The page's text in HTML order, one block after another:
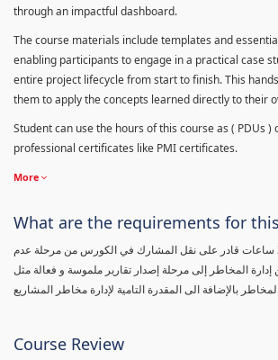
through an impactful dashboard.
The course materials include templates and
enabling participants to engage in a practical case
entire project lifecycle from start to finish. This
them to apply the concepts learned directly to their
Student can use the hours of this course as ( PDUs
professional certificates like PMI certificates.
More
What are the requirements for
كورس مٌكثف لمدة 3 ساعات قادر على نقل المشارك في الكورس من مرحلة عدم
المخاطر إلى مرحلة إصدار تقارير ملموسة و فعالة مثل
Course Review